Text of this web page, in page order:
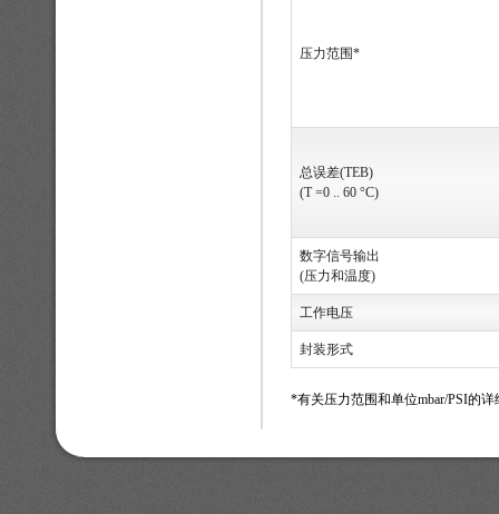
压力范围*
总误差(TEB)
(T =0 .. 60 °C)
数字信号输出
(压力和温度)
工作电压
封装形式
*有关压力范围和单位mbar/PSI的